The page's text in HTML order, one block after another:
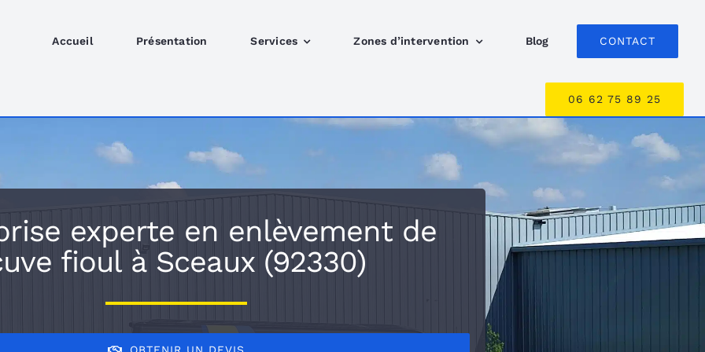
Accueil Présentation Services Zones d’intervention Blog CONTACT
06 62 75 89 25
experte en enlèvement de
fioul à Sceaux (92330)